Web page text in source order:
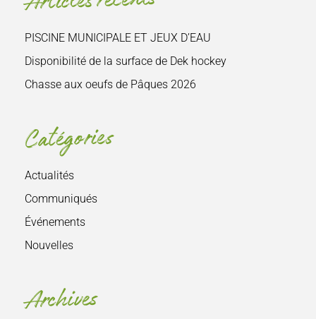
PISCINE MUNICIPALE ET JEUX D’EAU
Disponibilité de la surface de Dek hockey
Chasse aux oeufs de Pâques 2026
Catégories
Actualités
Communiqués
Événements
Nouvelles
Archives